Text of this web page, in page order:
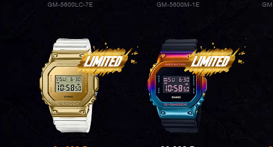
GM-5600LC-7E GM-5600M-1E